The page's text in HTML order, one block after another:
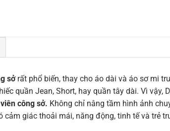
sởrất phổ biến, thay cho áo dài và áo sơ mi
quần Jean, Short, hay quần tây dài. Vì vậy,
công sở. Không chỉ nâng tầm hình ảnh
cảm giác thoải mái, năng động, tinh tế và trẻ